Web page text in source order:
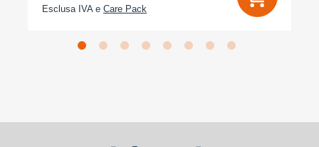
Esclusa IVA e Care Pack